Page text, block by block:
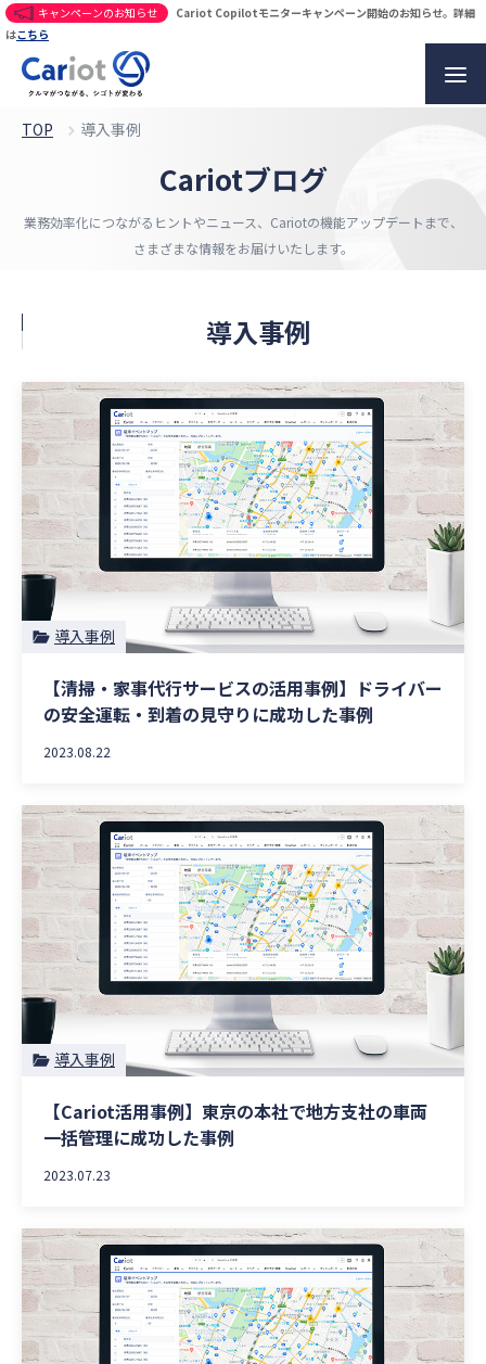
キャンペーンのお知らせ
Cariot Copilotモニターキャンペーン開始のお知らせ。詳細
はこちら
TOP 導入事例
Cariotブログ
業務効率化につながるヒントやニュース、 Cariotの機能アップデートまで、
さまざまな情報をお届けいたします。
導入事例
導入事例
【清掃・家事代行サービスの活用事例】ドライバー
の安全運転・到着の見守りに成功した事例
2023.08.22
導入事例
【Cariot活用事例】東京の本社で地方支社の車両
一括管理に成功した事例
2023.07.23